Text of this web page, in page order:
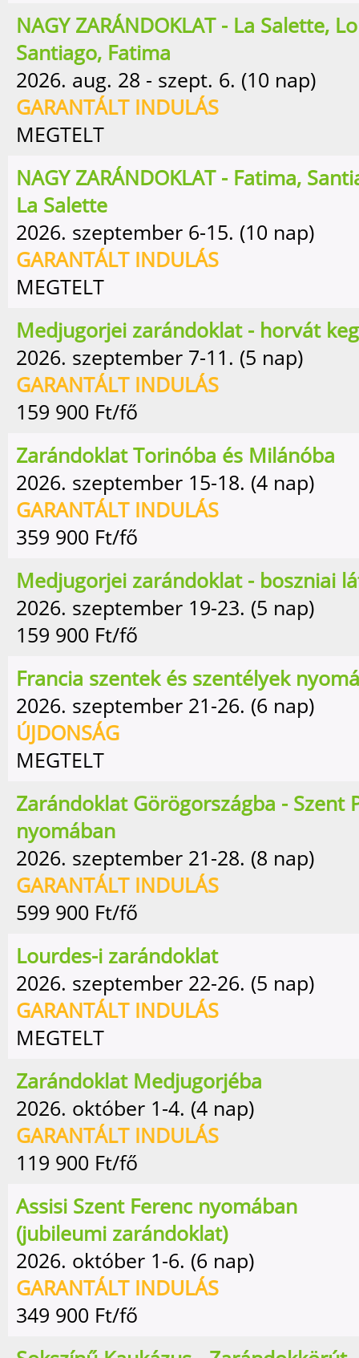
NAGY ZARÁNDOKLAT - La Salette,
Santiago, Fatima
2026. aug. 28 - szept. 6. (10 nap)
GARANTÁLT INDULÁS
MEGTELT
NAGY ZARÁNDOKLAT - Fatima,
La Salette
2026. szeptember 6-15. (10 nap)
GARANTÁLT INDULÁS
MEGTELT
Medjugorjei zarándoklat - horvát
2026. szeptember 7-11. (5 nap)
GARANTÁLT INDULÁS
159 900 Ft/fő
Zarándoklat Torinóba és Milánóba
2026. szeptember 15-18. (4 nap)
GARANTÁLT INDULÁS
359 900 Ft/fő
Medjugorjei zarándoklat - boszniai
2026. szeptember 19-23. (5 nap)
159 900 Ft/fő
Francia szentek és szentélyek
2026. szeptember 21-26. (6 nap)
ÚJDONSÁG
MEGTELT
Zarándoklat Görögországba - Szent
nyomában
2026. szeptember 21-28. (8 nap)
GARANTÁLT INDULÁS
599 900 Ft/fő
Lourdes-i zarándoklat
2026. szeptember 22-26. (5 nap)
GARANTÁLT INDULÁS
MEGTELT
Zarándoklat Medjugorjéba
2026. október 1-4. (4 nap)
GARANTÁLT INDULÁS
119 900 Ft/fő
Assisi Szent Ferenc nyomában
(jubileumi zarándoklat)
2026. október 1-6. (6 nap)
GARANTÁLT INDULÁS
349 900 Ft/fő